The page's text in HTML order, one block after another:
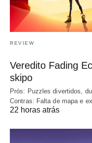
REVIEW
Veredito Fading
skipo
Prós: Puzzles divertidos,
Contras: Falta de mapa e
22 horas atrás